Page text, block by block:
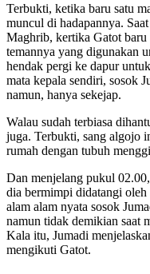
Terbukti, ketika baru satu
muncul di hadapannya.
Maghrib, kertika Gatot baru
temannya yang digunakan
hendak pergi ke dapur
mata kepala sendiri, sosok
namun, hanya sekejap.
Walau sudah terbiasa
juga. Terbukti, sang algojo
rumah dengan tubuh
Dan menjelang pukul
dia bermimpi didatangi oleh
alam alam nyata sosok
namun tidak demikian saat
Kala itu, Jumadi
mengikuti Gatot.